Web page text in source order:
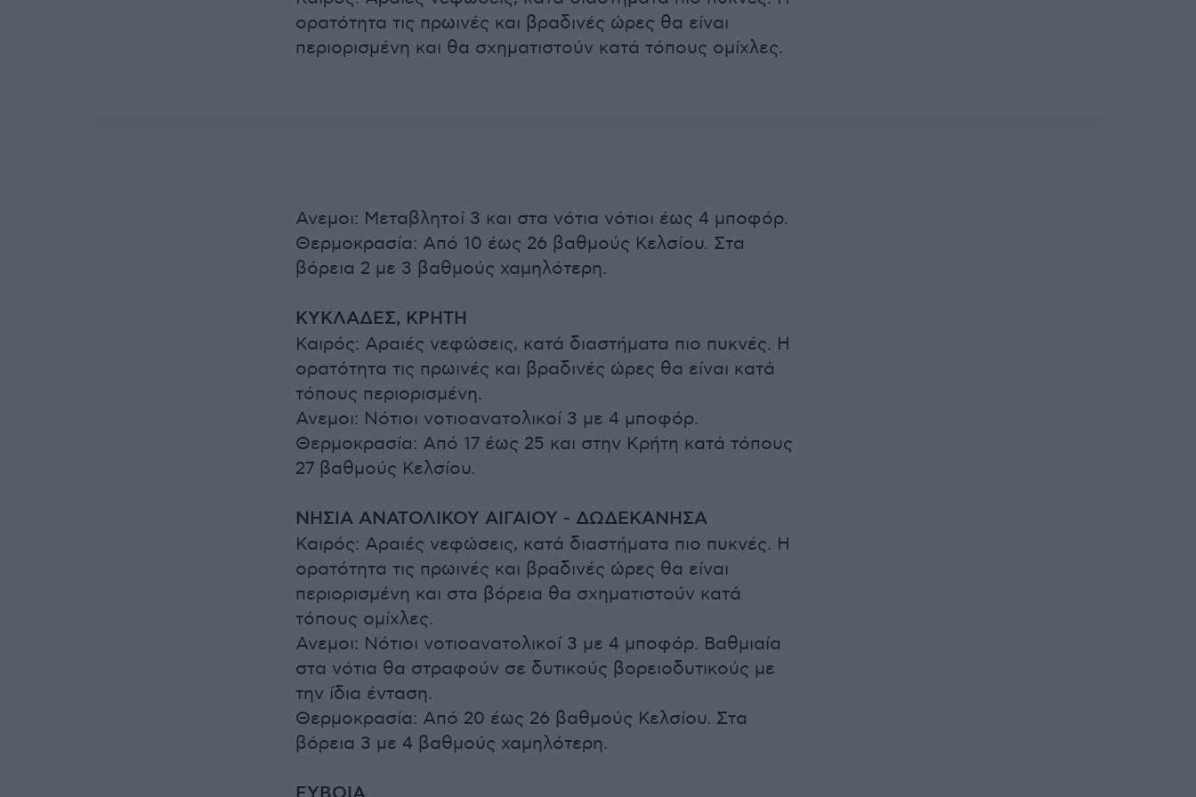
ορατότητα τις πρωινές και βραδινές ώρες θα είναι
περιορισμένη και θα σχηματιστούν κατά τόπους ομίχλες.
Ανεμοι: Μεταβλητοί 3 και στα νότια νότιοι έως 4 μποφόρ.
Θερμοκρασία: Από 10 έως 26 βαθμούς Κελσίου. Στα
βόρεια 2 με 3 βαθμούς χαμηλότερη.
ΚΥΚΛΑΔΕΣ, ΚΡΗΤΗ
Καιρός: Αραιές νεφώσεις, κατά διαστήματα πιο πυκνές. Η
ορατότητα τις πρωινές και βραδινές ώρες θα είναι κατά
τόπους περιορισμένη.
Ανεμοι: Νότιοι νοτιοανατολικοί 3 με 4 μποφόρ.
Θερμοκρασία: Από 17 έως 25 και στην Κρήτη κατά τόπους
27 βαθμούς Κελσίου.
ΝΗΣΙΑ ΑΝΑΤΟΛΙΚΟΥ ΑΙΓΑΙΟΥ - ΔΩΔΕΚΑΝΗΣΑ
Καιρός: Αραιές νεφώσεις, κατά διαστήματα πιο πυκνές. Η
ορατότητα τις πρωινές και βραδινές ώρες θα είναι
περιορισμένη και στα βόρεια θα σχηματιστούν κατά
τόπους ομίχλες.
Ανεμοι: Νότιοι νοτιοανατολικοί 3 με 4 μποφόρ. Βαθμιαία
στα νότια θα στραφούν σε δυτικούς βορειοδυτικούς με
την ίδια ένταση.
Θερμοκρασία: Από 20 έως 26 βαθμούς Κελσίου. Στα
βόρεια 3 με 4 βαθμούς χαμηλότερη.